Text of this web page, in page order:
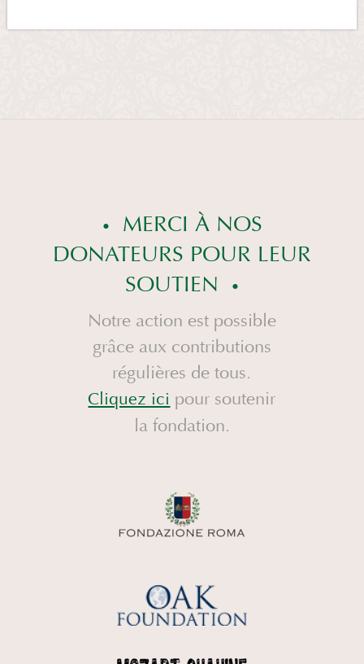
MERCI À NOS
DONATEURS POUR LEUR
SOUTIEN
Notre action est possible
grâce aux contributions
régulières de tous.
Cliquez ici pour soutenir
la fondation.